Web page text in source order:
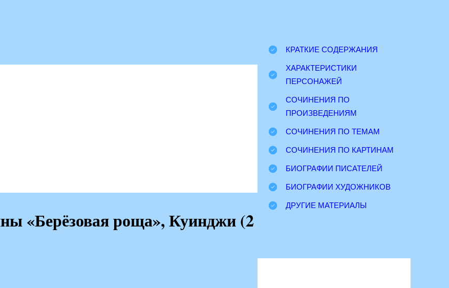
«Берёзовая роща», Куинджи (2
КРАТКИЕ СОДЕРЖАНИЯ
ХАРАКТЕРИСТИКИ
ПЕРСОНАЖЕЙ
СОЧИНЕНИЯ ПО
ПРОИЗВЕДЕНИЯМ
СОЧИНЕНИЯ ПО ТЕМАМ
СОЧИНЕНИЯ ПО КАРТИНАМ
БИОГРАФИИ ПИСАТЕЛЕЙ
БИОГРАФИИ ХУДОЖНИКОВ
ДРУГИЕ МАТЕРИАЛЫ